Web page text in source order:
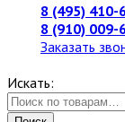
8 (495) 410-
8 (910) 009-
Заказать
Искать: